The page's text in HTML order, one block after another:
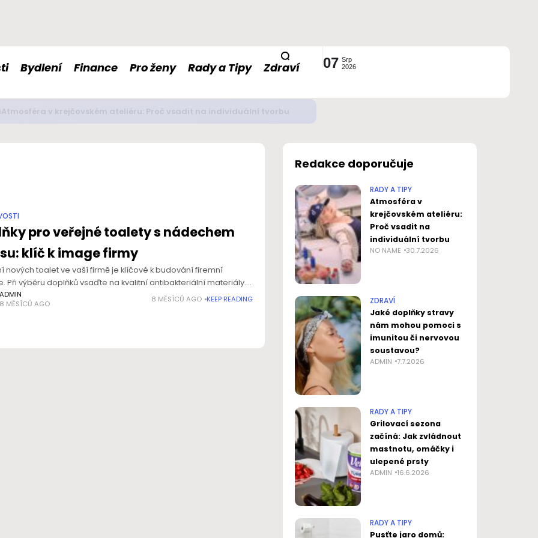
Bydlení Finance Pro ženy Rady a Tipy Zdraví 07 Srp
2026
doplňky stravy nám mohou pomoci s imunitou či nervovou soustavou?
pro veřejné toalety s nádechem
klíč k image firmy
nových toalet ve vaší firmě je klíčové k budování firemní
Při výběru doplňků vsaďte na kvalitní antibakteriální materiály.
toaleta ve vaší firmě Toalety ve veřejných a firemních
ADMIN
8 MĚSÍCŮ AGO
8 MĚSÍCŮ AGO KEEP READING
Redakce doporučuje
RADY A TIPY
Atmosféra v
krejčovském ateliéru:
Proč vsadit na
individuální tvorbu
NO NAME 30.7.2026
ZDRAVÍ
Jaké doplňky stravy
nám mohou pomoci s
imunitou či nervovou
soustavou?
ADMIN 7.7.2026
RADY A TIPY
Grilovací sezona
začíná: Jak zvládnout
mastnotu, omáčky i
ulepené prsty
ADMIN 16.6.2026
RADY A TIPY
Pusťte jaro domů: